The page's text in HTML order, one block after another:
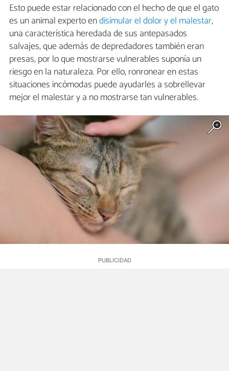
Esto puede estar relacionado con el hecho de que el gato
es un animal experto endisimular el dolor y el malestar,
una característica heredada de sus antepasados
salvajes, que además de depredadores también eran
presas, por lo que mostrarse vulnerables suponía un
riesgo en la naturaleza. Por ello, ronronear en estas
situaciones incómodas puede ayudarles a sobrellevar
mejor el malestar y a no mostrarse tan vulnerables.